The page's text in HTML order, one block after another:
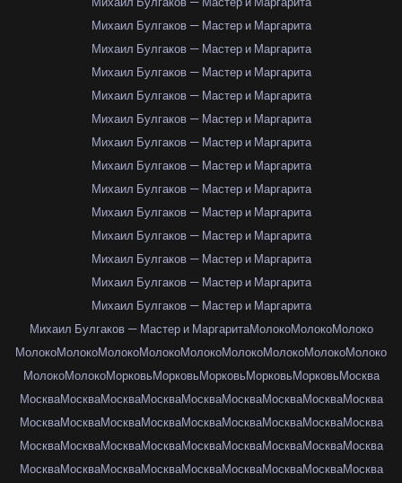
Михаил Булгаков — Мастер и Маргарита
Михаил Булгаков — Мастер и Маргарита
Михаил Булгаков — Мастер и Маргарита
Михаил Булгаков — Мастер и Маргарита
Михаил Булгаков — Мастер и Маргарита
Михаил Булгаков — Мастер и Маргарита
Михаил Булгаков — Мастер и Маргарита
Михаил Булгаков — Мастер и Маргарита
Михаил Булгаков — Мастер и Маргарита
Михаил Булгаков — Мастер и Маргарита
Михаил Булгаков — Мастер и Маргарита
Михаил Булгаков — Мастер и Маргарита
Михаил Булгаков — Мастер и Маргарита
Михаил Булгаков — Мастер и МаргаритаМолокоМолокоМолоко
МолокоМолокоМолокоМолокоМолокоМолокоМолокоМолокоМолоко
МолокоМолокоМорковьМорковьМорковьМорковьМорковьМосква
МоскваМоскваМоскваМоскваМоскваМоскваМоскваМоскваМосква
МоскваМоскваМоскваМоскваМоскваМоскваМоскваМоскваМосква
МоскваМоскваМоскваМоскваМоскваМоскваМоскваМоскваМосква
МоскваМоскваМоскваМоскваМоскваМоскваМоскваМоскваМосква